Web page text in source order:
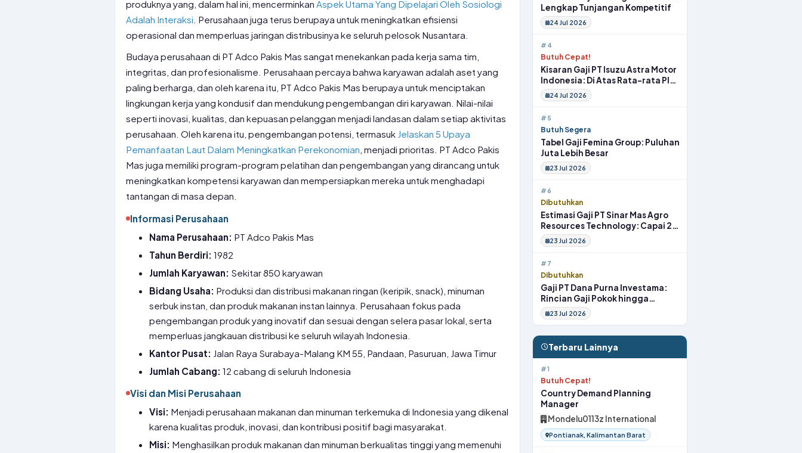
produknya yang, dalam hal ini, mencerminkan Aspek Utama Yang Dipelajari Oleh Sosiologi
Adalah Interaksi . Perusahaan juga terus berupaya untuk meningkatkan efisiensi
operasional dan memperluas jaringan distribusinya ke seluruh pelosok Nusantara.
Budaya perusahaan di PT Adco Pakis Mas sangat menekankan pada kerja sama tim,
integritas, dan profesionalisme. Perusahaan percaya bahwa karyawan adalah aset yang
paling berharga, dan oleh karena itu, PT Adco Pakis Mas berupaya untuk menciptakan
lingkungan kerja yang kondusif dan mendukung pengembangan diri karyawan. Nilai-nilai
seperti inovasi, kualitas, dan kepuasan pelanggan menjadi landasan dalam setiap aktivitas
perusahaan. Oleh karena itu, pengembangan potensi, termasuk Jelaskan 5 Upaya
Pemanfaatan Laut Dalam Meningkatkan Perekonomian , menjadi prioritas. PT Adco Pakis
Mas juga memiliki program-program pelatihan dan pengembangan yang dirancang untuk
meningkatkan kompetensi karyawan dan mempersiapkan mereka untuk menghadapi
tantangan di masa depan.
Informasi Perusahaan
Nama Perusahaan: PT Adco Pakis Mas
Tahun Berdiri: 1982
Jumlah Karyawan: Sekitar 850 karyawan
Bidang Usaha: Produksi dan distribusi makanan ringan (keripik, snack), minuman
serbuk instan, dan produk makanan instan lainnya. Perusahaan fokus pada
pengembangan produk yang inovatif dan sesuai dengan selera pasar lokal, serta
memperluas jangkauan distribusi ke seluruh wilayah Indonesia.
Kantor Pusat: Jalan Raya Surabaya-Malang KM 55, Pandaan, Pasuruan, Jawa Timur
Jumlah Cabang: 12 cabang di seluruh Indonesia
Visi dan Misi Perusahaan
Visi: Menjadi perusahaan makanan dan minuman terkemuka di Indonesia yang dikenal
karena kualitas produk, inovasi, dan kontribusi positif bagi masyarakat.
Misi: Menghasilkan produk makanan dan minuman berkualitas tinggi yang memenuhi
Lengkap Tunjangan Kompetitif
24 Jul 2026
#4
Butuh Cepat!
Kisaran Gaji PT Isuzu Astra Motor
Indonesia: Di Atas Rata-rata Plus
Fasilitas
24 Jul 2026
#5
Butuh Segera
Tabel Gaji Femina Group: Puluhan
Juta Lebih Besar
23 Jul 2026
#6
Dibutuhkan
Estimasi Gaji PT Sinar Mas Agro
Resources Technology: Capai 20
Juta Full Benefit
23 Jul 2026
#7
Dibutuhkan
Gaji PT Dana Purna Investama:
Rincian Gaji Pokok hingga
Fasilitas
23 Jul 2026
Terbaru Lainnya
#1
Butuh Cepat!
Country Demand Planning
Manager
Mondelu0113z International
Pontianak, Kalimantan Barat